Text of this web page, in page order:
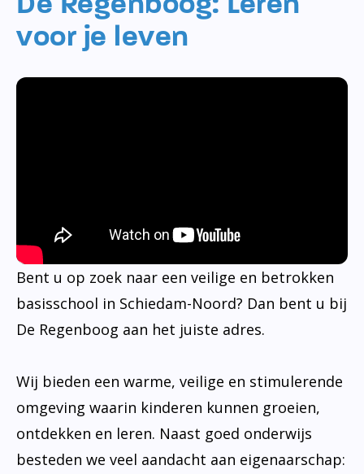
voor je leven
Bent u op zoek naar een veilige en betrokken
basisschool in Schiedam-Noord? Dan bent u bij
De Regenboog aan het juiste adres.
Wij bieden een warme, veilige en stimulerende
omgeving waarin kinderen kunnen groeien,
ontdekken en leren. Naast goed onderwijs
besteden we veel aandacht aan eigenaarschap: